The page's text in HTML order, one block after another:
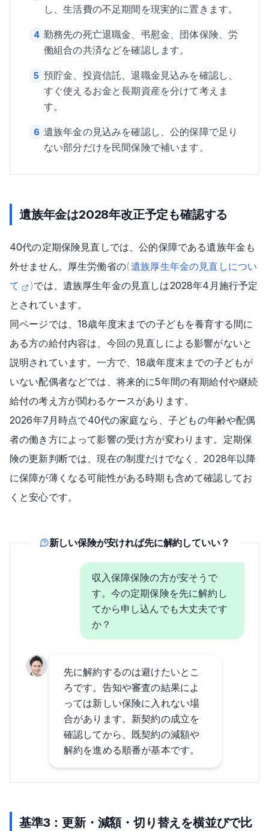
し、生活費の不足期間を現実的に置きます。
4 勤務先の死亡退職金、弔慰金、団体保険、労
働組合の共済などを確認します。
5 預貯金、投資信託、退職金見込みを確認し、
すぐ使えるお金と長期資産を分けて考えま
す。
6 遺族年金の見込みを確認し、公的保障で足り
ない部分だけを民間保険で補います。
遺族年金は2028年改正予定も確認する
40代の定期保険見直しでは、公的保障である遺族年金も
外せません。厚生労働省の(遺族厚生年金の見直しについ
て
)では、遺族厚生年金の見直しは2028年4月施行予定
とされています。
同ページでは、18歳年度末までの子どもを養育する間に
ある方の給付内容は、今回の見直しによる影響がないと
説明されています。一方で、18歳年度末までの子どもが
いない配偶者などでは、将来的に5年間の有期給付や継続
給付の考え方が関わるケースがあります。
2026年7月時点で40代の家庭なら、子どもの年齢や配偶
者の働き方によって影響の受け方が変わります。定期保
険の更新判断では、現在の制度だけでなく、2028年以降
に保障が薄くなる可能性がある時期も含めて確認してお
くと安心です。
新しい保険が安ければ先に解約していい？
収入保障保険の方が安そうで
す。今の定期保険を先に解約し
てから申し込んでも大丈夫です
か？
先に解約するのは避けたいとこ
ろです。告知や審査の結果によ
っては新しい保険に入れない場
合があります。新契約の成立を
確認してから、既契約の減額や
解約を進める順番が基本です。
基準3：更新・減額・切り替えを横並びで比